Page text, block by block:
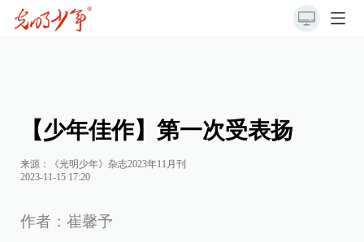
【少年佳作】第一次受表扬
来源：《光明少年》杂志2023年11月刊
2023-11-15 17:20
作者：崔馨予